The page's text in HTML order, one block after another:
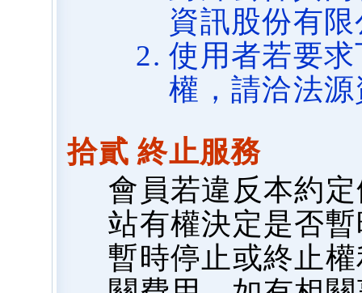
資訊股份有
使用者若要
權，請洽法
拾貳 終止服務
會員若違反本約
站有權決定是否
暫時停止或終止